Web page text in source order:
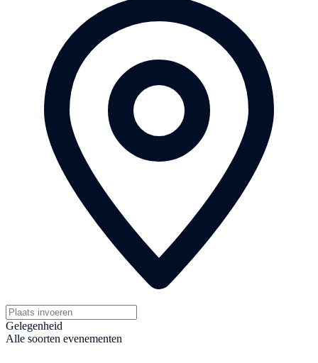
Gelegenheid
Alle soorten evenementen